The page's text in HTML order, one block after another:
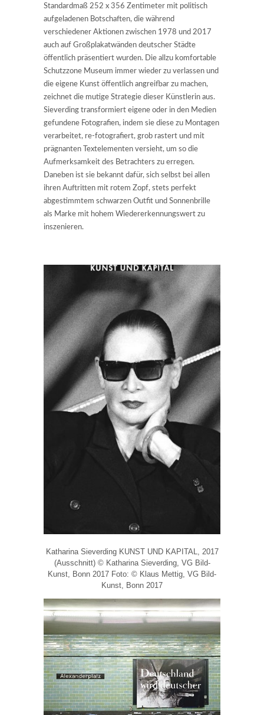
Standardmaß 252 x 356 Zentimeter mit politisch
aufgeladenen Botschaften, die während
verschiedener Aktionen zwischen 1978 und 2017
auch auf Großplakatwänden deutscher Städte
öffentlich präsentiert wurden. Die allzu komfortable
Schutzzone Museum immer wieder zu verlassen und
die eigene Kunst öffentlich angreifbar zu machen,
zeichnet die mutige Strategie dieser Künstlerin aus.
Sieverding transformiert eigene oder in den Medien
gefundene Fotografien, indem sie diese zu Montagen
verarbeitet, re-fotografiert, grob rastert und mit
prägnanten Textelementen versieht, um so die
Aufmerksamkeit des Betrachters zu erregen.
Daneben ist sie bekannt dafür, sich selbst bei allen
ihren Auftritten mit rotem Zopf, stets perfekt
abgestimmtem schwarzen Outfit und Sonnenbrille
als Marke mit hohem Wiedererkennungswert zu
inszenieren.
Katharina Sieverding KUNST UND KAPITAL, 2017
(Ausschnitt) © Katharina Sieverding, VG Bild-
Kunst, Bonn 2017 Foto: © Klaus Mettig, VG Bild-
Kunst, Bonn 2017